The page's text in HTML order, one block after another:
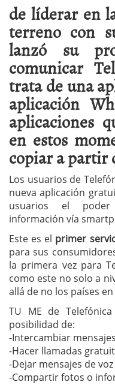
de líderar en
terreno con
lanzó su
comunicar
trata de una
aplicación
aplicaciones
en estos
copiar a partir
Los usuarios de
nueva aplicación
usuarios el
información vía
Este es el primer
para sus
la primera vez para
como este no solo a
allá de no los países
TU ME de
posibilidad de:
-Intercambiar
-Hacer llamadas
-Dejar mensajes de voz
-Compartir fotos o